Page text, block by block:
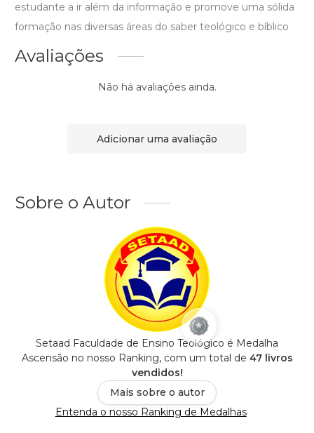
estudante a ir além da informação e promove uma sólida
formação nas diversas áreas do saber teológico e bíblico
Avaliações
Não há avaliações ainda.
Adicionar uma avaliação
Sobre o Autor
Setaad Faculdade de Ensino Teológico é Medalha
Ascensão no nosso Ranking, com um total de 47 livros
vendidos!
Mais sobre o autor
Entenda o nosso Ranking de Medalhas